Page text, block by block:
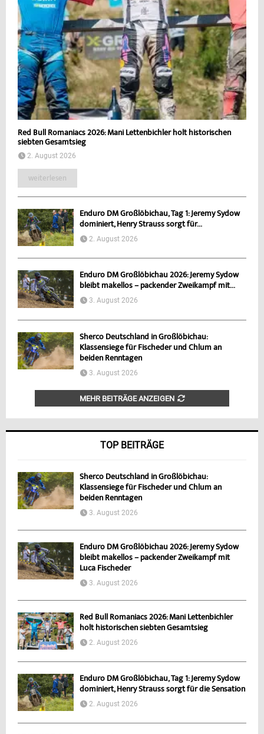
Red Bull Romaniacs 2026: Mani Lettenbichler holt historischen
siebten Gesamtsieg
2. August 2026
weiterlesen
Enduro DM Großlöbichau, Tag 1: Jeremy Sydow
dominiert, Henry Strauss sorgt für...
2. August 2026
Enduro DM Großlöbichau 2026: Jeremy Sydow
bleibt makellos – packender Zweikampf mit...
3. August 2026
Sherco Deutschland in Großlöbichau:
Klassensiege für Fischeder und Chlum an
beiden Renntagen
3. August 2026
MEHR BEITRÄGE ANZEIGEN
TOP BEITRÄGE
Sherco Deutschland in Großlöbichau:
Klassensiege für Fischeder und Chlum an
beiden Renntagen
3. August 2026
Enduro DM Großlöbichau 2026: Jeremy Sydow
bleibt makellos – packender Zweikampf mit
Luca Fischeder
3. August 2026
Red Bull Romaniacs 2026: Mani Lettenbichler
holt historischen siebten Gesamtsieg
2. August 2026
Enduro DM Großlöbichau, Tag 1: Jeremy Sydow
dominiert, Henry Strauss sorgt für die Sensation
2. August 2026